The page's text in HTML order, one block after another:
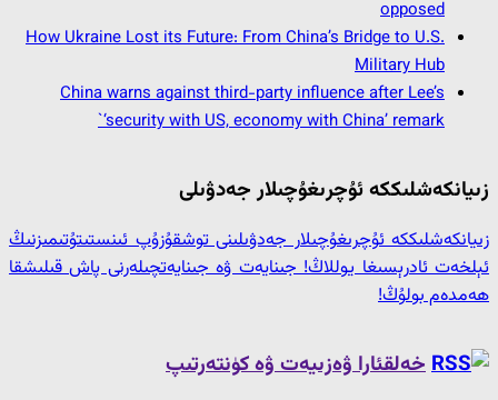
opposed
How Ukraine Lost its Future: From China’s Bridge to U.S.
Military Hub
China warns against third-party influence after Lee’s
‘security with US, economy with China’ remark`
زىيانكەشلىككە ئۇچرىغۇچىلار جەدۋىلى
زىيانكەشلىككە ئۇچرىغۇچىلار جەدۋىلىنى توشقۇزۇپ ئىنستىتۇتىمىزنىڭ
ئېلخەت ئادرېسىغا يوللاڭ! جىنايەت ۋە جىنايەتچىلەرنى پاش قىلىشقا
ھەمدەم بولۇڭ!
خەلقئارا ۋەزىيەت ۋە كۈنتەرتىپ